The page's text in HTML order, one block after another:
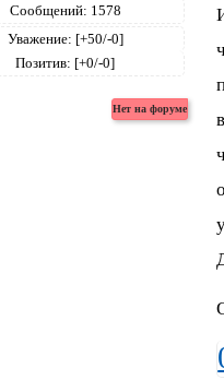
Сообщений: 1578
Уважение: [+50/-0]
Позитив: [+0/-0]